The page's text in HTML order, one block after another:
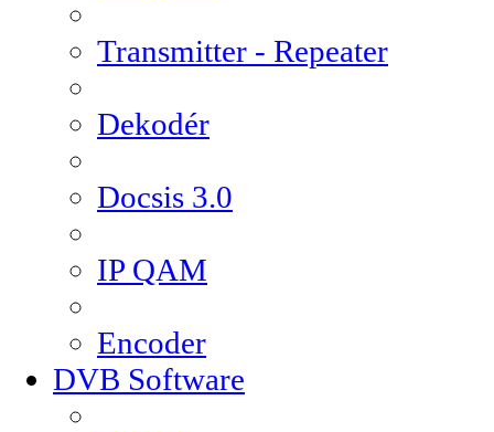
Transmitter - Repeater
Dekodér
Docsis 3.0
IP QAM
Encoder
DVB Software